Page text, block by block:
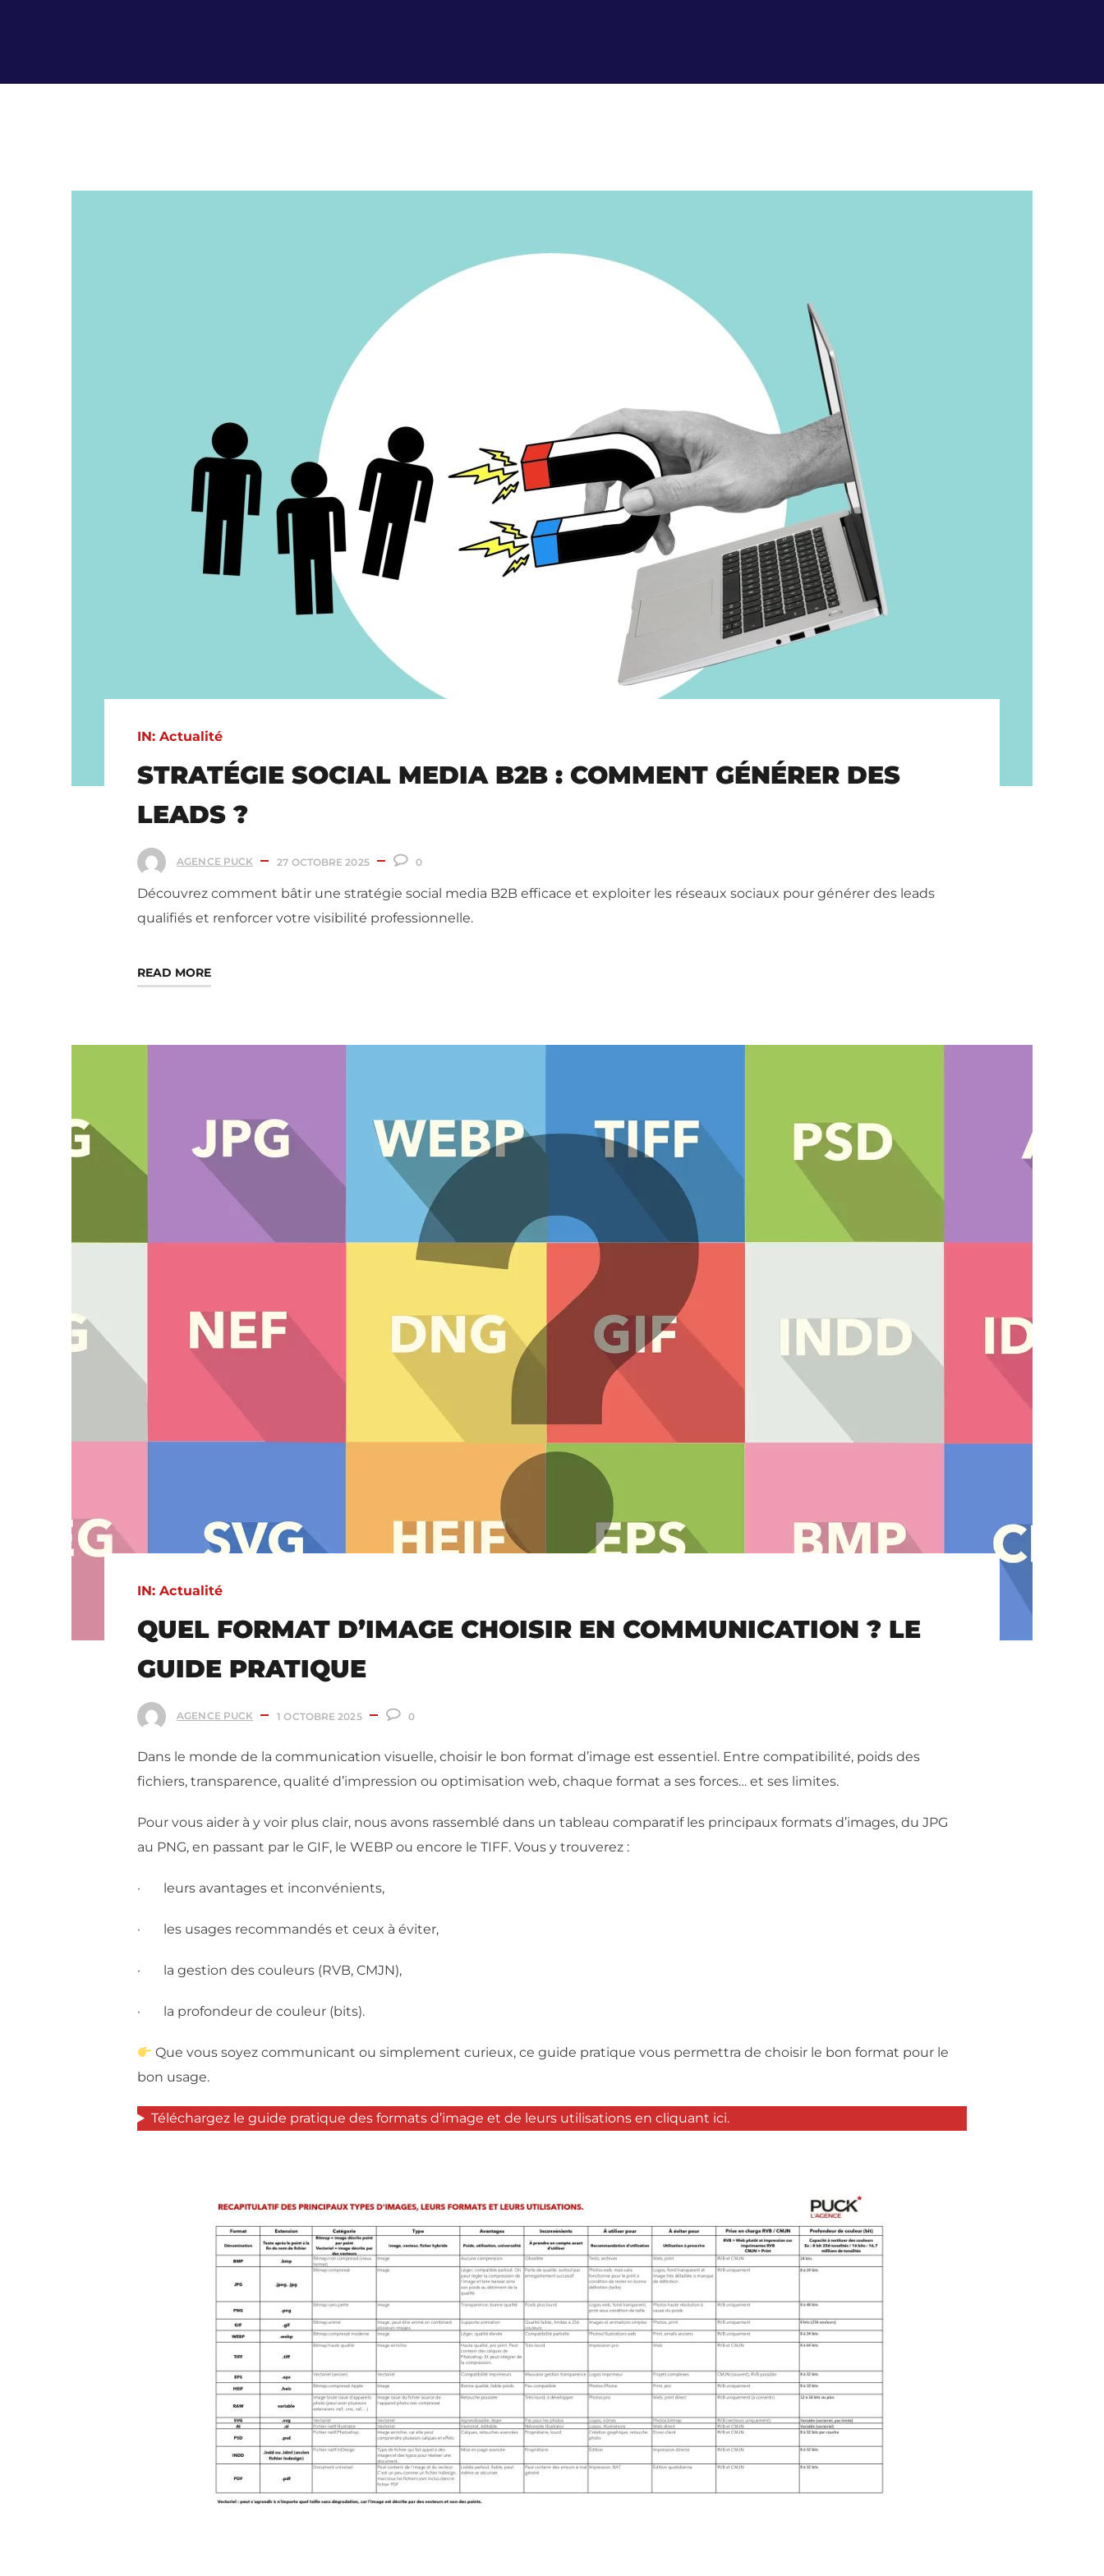
IN: Actualité
STRATÉGIE SOCIAL MEDIA B2B : COMMENT GÉNÉRER DES
LEADS ?
AGENCE PUCK 27 OCTOBRE 2025 0
Découvrez comment bâtir une stratégie social media B2B efficace et exploiter les réseaux sociaux pour générer des leads
qualifiés et renforcer votre visibilité professionnelle.
READ MORE
IN: Actualité
QUEL FORMAT D’IMAGE CHOISIR EN COMMUNICATION ? LE
GUIDE PRATIQUE
AGENCE PUCK 1 OCTOBRE 2025 0
Dans le monde de la communication visuelle, choisir le bon format d’image est essentiel. Entre compatibilité, poids des
fichiers, transparence, qualité d’impression ou optimisation web, chaque format a ses forces… et ses limites.
Pour vous aider à y voir plus clair, nous avons rassemblé dans un tableau comparatif les principaux formats d’images, du JPG
au PNG, en passant par le GIF, le WEBP ou encore le TIFF. Vous y trouverez :
· leurs avantages et inconvénients,
· les usages recommandés et ceux à éviter,
· la gestion des couleurs (RVB, CMJN),
· la profondeur de couleur (bits).
Que vous soyez communicant ou simplement curieux, ce guide pratique vous permettra de choisir le bon format pour le
bon usage.
Téléchargez le guide pratique des formats d’image et de leurs utilisations en cliquant ici.